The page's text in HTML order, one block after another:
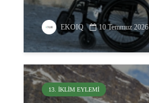
EKOIQ 10 Temmuz 2026
13. İKLIM EYLEMI